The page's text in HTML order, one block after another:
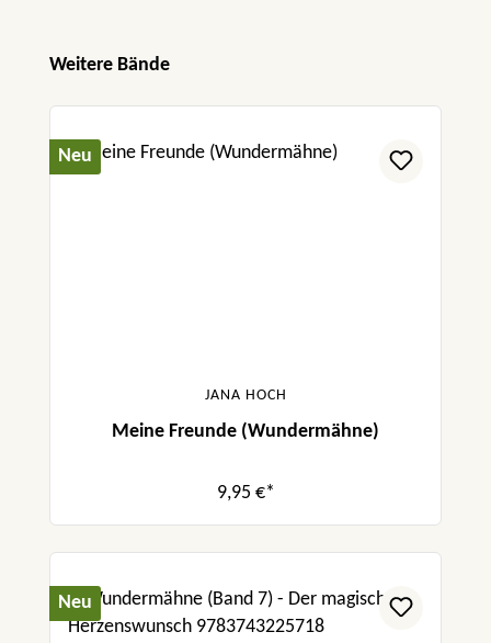
Produktgalerie überspringen
Weitere Bände
Neu
JANA HOCH
Meine Freunde (Wundermähne)
9,95 €*
Neu